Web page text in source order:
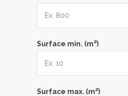
Surface min. (m2)
Surface max. (m2)